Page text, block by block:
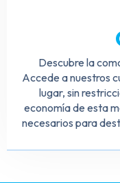
Descubre la
Accede a nuestros
lugar, sin
economía de esta
necesarios para